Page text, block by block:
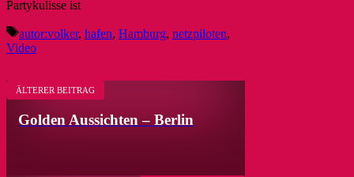
Partykulisse ist
Schlagwörter
autor:volker, hafen, Hamburg, netzpiloten,
Video
ÄLTERER BEITRAG
Golden Aussichten – Berlin